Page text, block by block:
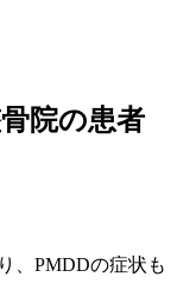
院の患者
、PMDDの症状も